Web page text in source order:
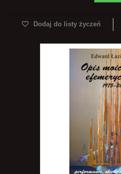
Dodaj do listy życzeń